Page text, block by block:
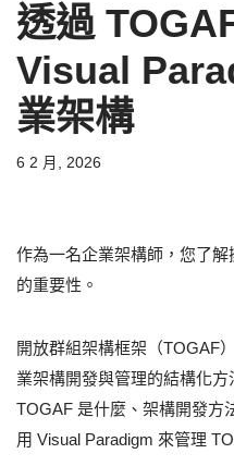
透過
Visual
業架構
6 2 月, 2026
作為一名企業架構師，您了
的重要性。
開放群組架構框架（TOGAF
業架構開發與管理的結構化
TOGAF 是什麼、架構開發方
用 Visual Paradigm 來管理